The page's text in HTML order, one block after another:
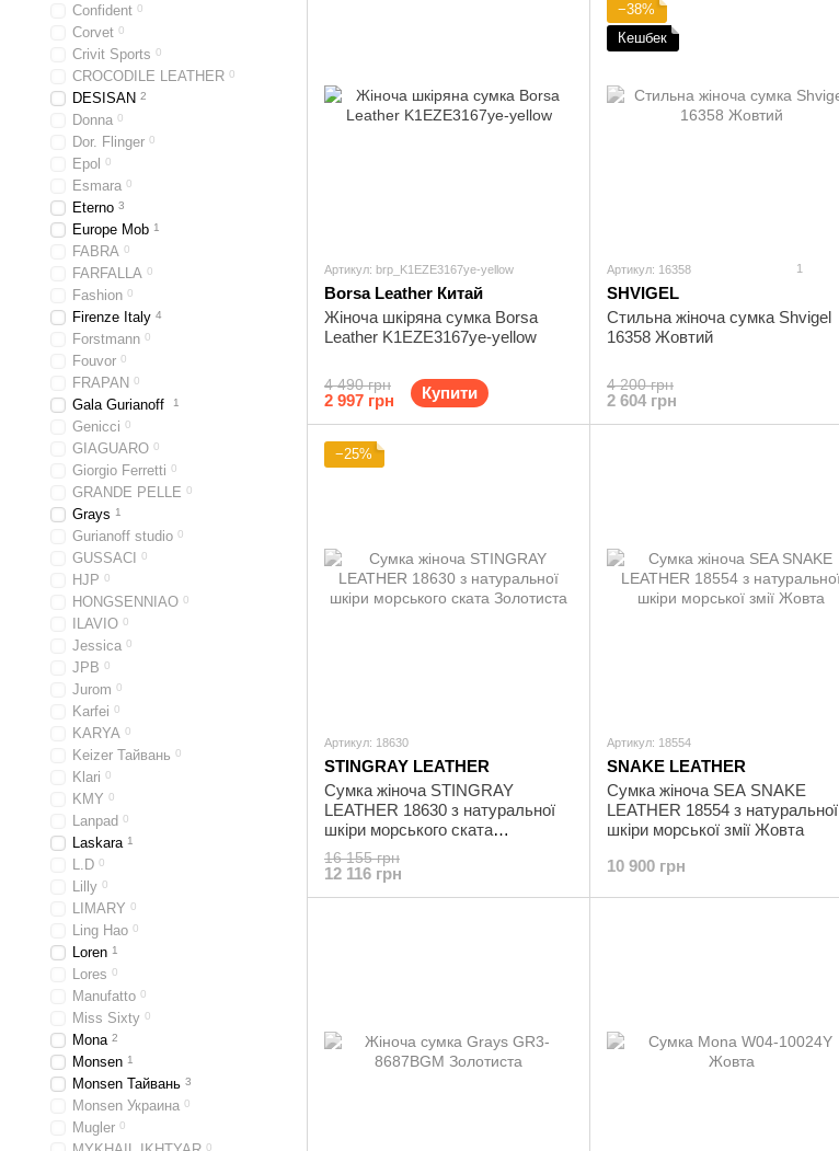
Артикул: brp_K1EZE3167ye-yellow
Borsa Leather Китай
Жіноча шкіряна сумка Borsa
Leather K1EZE3167ye-yellow
4 490 грн
2 997 грн Купити
−38%
Кешбек
Артикул: 16358 1
SHVIGEL
Стильна жіноча сумка Shvigel
16358 Жовтий
4 200 грн
2 604 грн
−25%
Артикул: 18630
STINGRAY LEATHER
Сумка жіноча STINGRAY
LEATHER 18630 ​​з натуральної
шкіри морського ската
Золотиста
16 155 грн
12 116 грн
Артикул: 18554
SNAKE LEATHER
Сумка жіноча SEA SNAKE
LEATHER 18554 з натуральної
шкіри морської змії Жовта
10 900 грн
Confident 0
Corvet 0
Crivit Sports 0
CROCODILE LEATHER 0
DESISAN 2
Donna 0
Dor. Flinger 0
Epol 0
Esmara 0
Eterno 3
Europe Mob 1
FABRA 0
FARFALLA 0
Fashion 0
Firenze Italy 4
Forstmann 0
Fouvor 0
FRAPAN 0
Gala Gurianoff 1
Genicci 0
GIAGUARO 0
Giorgio Ferretti 0
GRANDE PELLE 0
Grays 1
Gurianoff studio 0
GUSSACI 0
HJP 0
HONGSENNIAO 0
ILAVIO 0
Jessica 0
JPB 0
Jurom 0
Karfei 0
KARYA 0
Keizer Тайвань 0
Klari 0
KMY 0
Lanpad 0
Laskara 1
L.D 0
Lilly 0
LIMARY 0
Ling Hao 0
Loren 1
Lores 0
Manufatto 0
Miss Sixty 0
Mona 2
Monsen 1
Monsen Тайвань 3
Monsen Украина 0
Mugler 0
0